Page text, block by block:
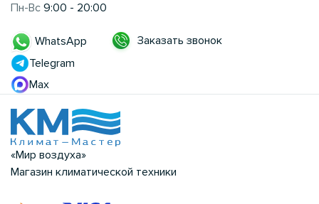
Пн-Вс 9:00 - 20:00
WhatsApp
Telegram
Max
Заказать звонок
«Мир воздуха»
Магазин климатической техники